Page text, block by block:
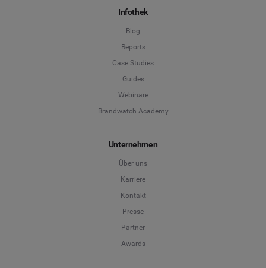
Infothek
Blog
Reports
Case Studies
Guides
Webinare
Brandwatch Academy
Unternehmen
Über uns
Karriere
Kontakt
Presse
Partner
Awards